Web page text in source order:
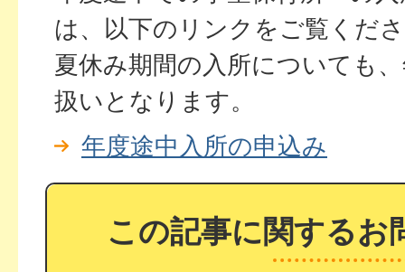
は、以下のリンクをご覧くだ
夏休み期間の入所についても
扱いとなります。
年度途中入所の申込み
この記事に関するお